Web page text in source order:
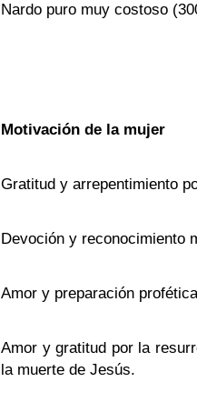
Nardo puro muy costoso
Motivación de la mujer
Gratitud y arrepentimiento
Devoción y reconocimiento
Amor y preparación
Amor y gratitud por la
la muerte de Jesús.